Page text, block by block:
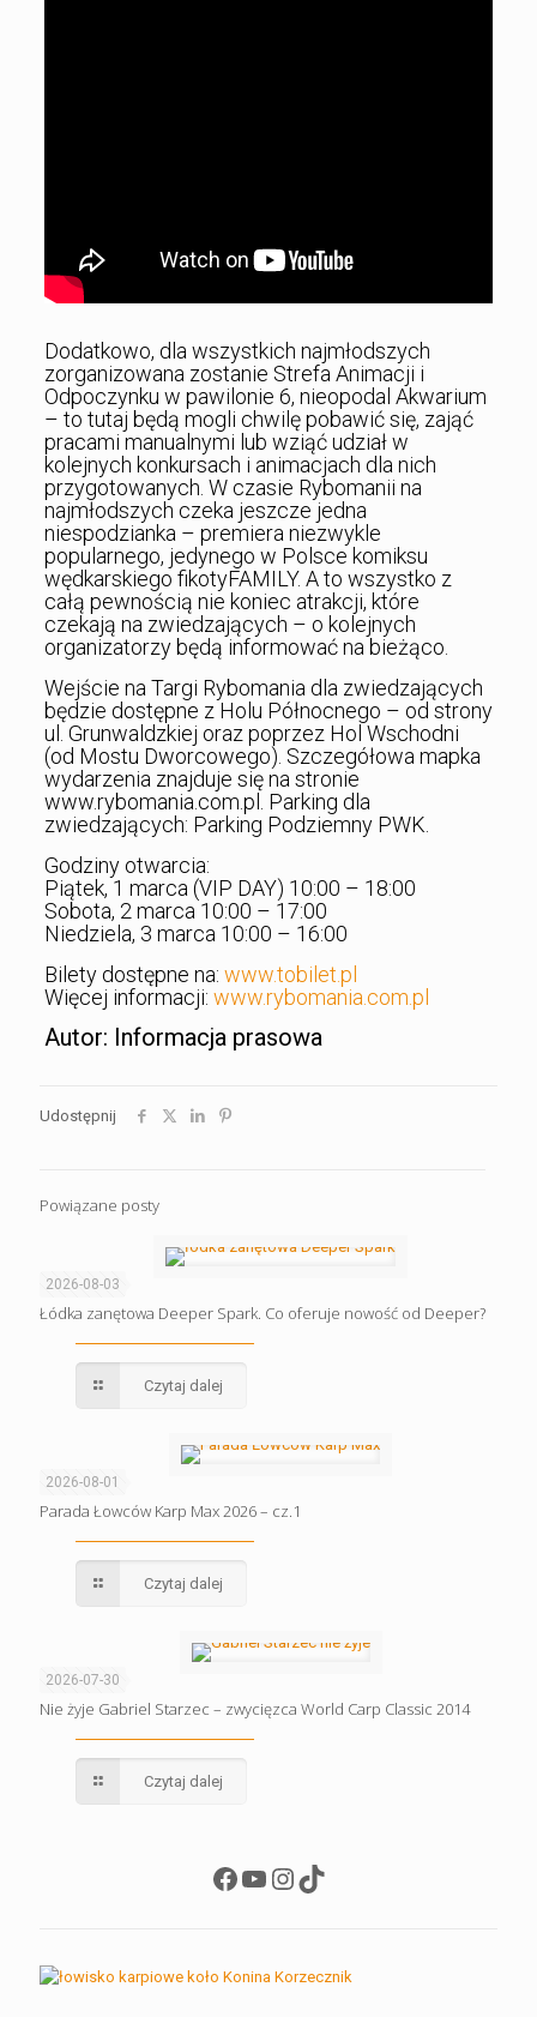
Dodatkowo, dla wszystkich najmłodszych
zorganizowana zostanie Strefa Animacji i
Odpoczynku w pawilonie 6, nieopodal Akwarium
– to tutaj będą mogli chwilę pobawić się, zająć
pracami manualnymi lub wziąć udział w
kolejnych konkursach i animacjach dla nich
przygotowanych. W czasie Rybomanii na
najmłodszych czeka jeszcze jedna
niespodzianka – premiera niezwykle
popularnego, jedynego w Polsce komiksu
wędkarskiego fikotyFAMILY. A to wszystko z
całą pewnością nie koniec atrakcji, które
czekają na zwiedzających – o kolejnych
organizatorzy będą informować na bieżąco.
Wejście na Targi Rybomania dla zwiedzających
będzie dostępne z Holu Północnego – od strony
ul. Grunwaldzkiej oraz poprzez Hol Wschodni
(od Mostu Dworcowego). Szczegółowa mapka
wydarzenia znajduje się na stronie
www.rybomania.com.pl. Parking dla
zwiedzających: Parking Podziemny PWK.
Godziny otwarcia:
Piątek, 1 marca (VIP DAY) 10:00 – 18:00
Sobota, 2 marca 10:00 – 17:00
Niedziela, 3 marca 10:00 – 16:00
Bilety dostępne na: www.tobilet.pl
Więcej informacji: www.rybomania.com.pl
Autor: Informacja prasowa
Udostępnij
Powiązane posty
2026-08-03
Łódka zanętowa Deeper Spark. Co oferuje nowość od Deeper?
Czytaj dalej
2026-08-01
Parada Łowców Karp Max 2026 – cz.1
Czytaj dalej
2026-07-30
Nie żyje Gabriel Starzec – zwycięzca World Carp Classic 2014
Czytaj dalej
Facebook
YouTube
Instagram
TikTok